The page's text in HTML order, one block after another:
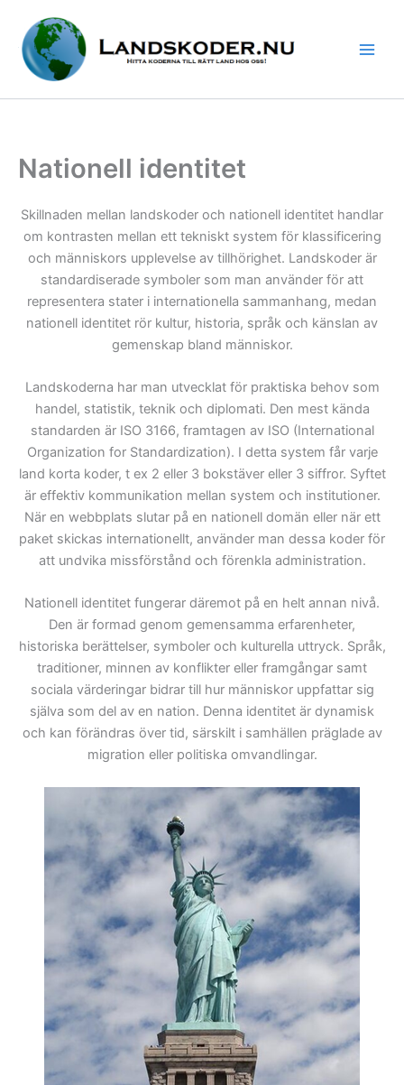
innehåll
Nationell identitet
Skillnaden mellan landskoder och nationell identitet handlar
om kontrasten mellan ett tekniskt system för klassificering
och människors upplevelse av tillhörighet. Landskoder är
standardiserade symboler som man använder för att
representera stater i internationella sammanhang, medan
nationell identitet rör kultur, historia, språk och känslan av
gemenskap bland människor.
Landskoderna har man utvecklat för praktiska behov som
handel, statistik, teknik och diplomati. Den mest kända
standarden är ISO 3166, framtagen av ISO (International
Organization for Standardization). I detta system får varje
land korta koder, t ex 2 eller 3 bokstäver eller 3 siffror. Syftet
är effektiv kommunikation mellan system och institutioner.
När en webbplats slutar på en nationell domän eller när ett
paket skickas internationellt, använder man dessa koder för
att undvika missförstånd och förenkla administration.
Nationell identitet fungerar däremot på en helt annan nivå.
Den är formad genom gemensamma erfarenheter,
historiska berättelser, symboler och kulturella uttryck. Språk,
traditioner, minnen av konflikter eller framgångar samt
sociala värderingar bidrar till hur människor uppfattar sig
själva som del av en nation. Denna identitet är dynamisk
och kan förändras över tid, särskilt i samhällen präglade av
migration eller politiska omvandlingar.